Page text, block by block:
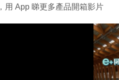
，用 App 睇更多產品開箱影片